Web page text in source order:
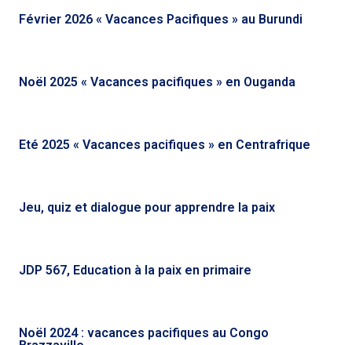
Février 2026 « Vacances Pacifiques » au Burundi
Noël 2025 « Vacances pacifiques » en Ouganda
Eté 2025 « Vacances pacifiques » en Centrafrique
Jeu, quiz et dialogue pour apprendre la paix
JDP 567, Education à la paix en primaire
Noël 2024 : vacances pacifiques au Congo